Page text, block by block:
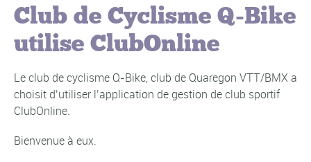
Club de Cyclisme Q-Bike
utilise ClubOnline
Le club de cyclisme Q-Bike, club de Quaregon VTT/BMX a
choisit d’utiliser l’application de gestion de club sportif
ClubOnline.
Bienvenue à eux.